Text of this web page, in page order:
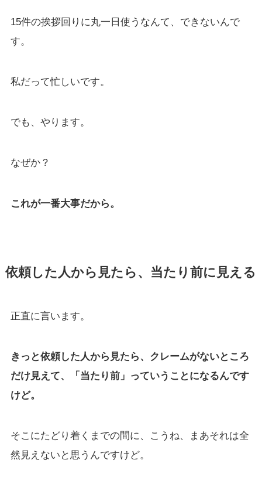
15件の挨拶回りに丸一日使うなんて、できないんで
す。
私だって忙しいです。
でも、やります。
なぜか？
これが一番大事だから。
依頼した人から見たら、当たり前に見える
正直に言います。
きっと依頼した人から見たら、クレームがないところ
だけ見えて、「当たり前」っていうことになるんです
けど。
そこにたどり着くまでの間に、こうね、まあそれは全
然見えないと思うんですけど。